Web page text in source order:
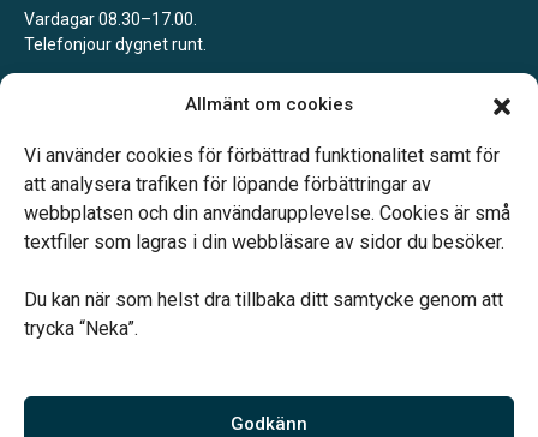
Allmänt om cookies
Vi använder cookies för förbättrad funktionalitet samt för
att analysera trafiken för löpande förbättringar av
webbplatsen och din användarupplevelse. Cookies är små
textfiler som lagras i din webbläsare av sidor du besöker.
Du kan när som helst dra tillbaka ditt samtycke genom att
trycka “Neka”.
Godkänn
Vardagar 08.30–17.00.
Telefonjour dygnet runt.
Telefonjour dygnet runt.
Vårt systerbolag Verahill hjälper dig med familjejuridiken –